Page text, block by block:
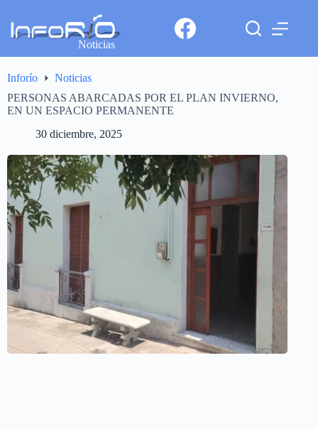
Noticias
Inforío
Noticias
PERSONAS ABARCADAS POR EL PLAN INVIERNO,
EN UN ESPACIO PERMANENTE
30 diciembre, 2025